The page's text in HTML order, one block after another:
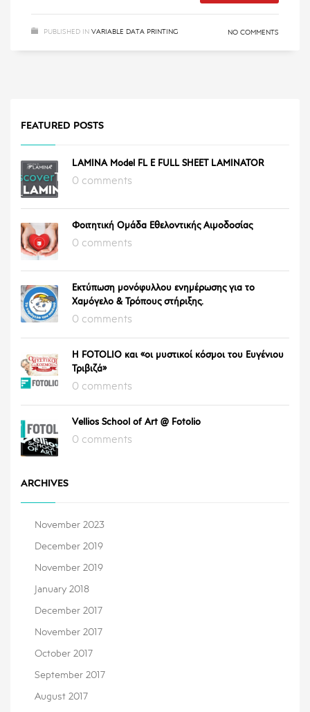
PUBLISHED IN VARIABLE DATA PRINTING NO COMMENTS
FEATURED POSTS
LAMINA Model FL E FULL SHEET LAMINATOR
0 comments
Φοιτητική Ομάδα Εθελοντικής Αιμοδοσίας
0 comments
Εκτύπωση μονόφυλλου ενημέρωσης για το
Χαμόγελο & Τρόπους στήριξης.
0 comments
Η FOTOLIO και «οι μυστικοί κόσμοι του Ευγένιου
Τριβιζά»
0 comments
Vellios School of Art @ Fotolio
0 comments
ARCHIVES
November 2023
December 2019
November 2019
January 2018
December 2017
November 2017
October 2017
September 2017
August 2017